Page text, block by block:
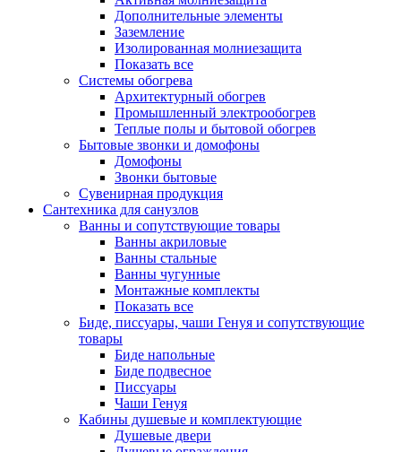
Дополнительные элементы
Заземление
Изолированная молниезащита
Показать все
Системы обогрева
Архитектурный обогрев
Промышленный электрообогрев
Теплые полы и бытовой обогрев
Бытовые звонки и домофоны
Домофоны
Звонки бытовые
Сувенирная продукция
Сантехника для санузлов
Ванны и сопутствующие товары
Ванны акриловые
Ванны стальные
Ванны чугунные
Монтажные комплекты
Показать все
Биде, писсуары, чаши Генуя и сопутствующие
товары
Биде напольные
Биде подвесное
Писсуары
Чаши Генуя
Кабины душевые и комплектующие
Душевые двери